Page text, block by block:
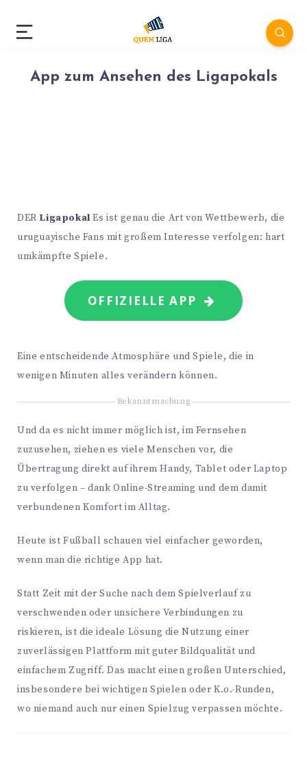
App zum Ansehen des Ligapokals
DER Ligapokal Es ist genau die Art von Wettbewerb, die
uruguayische Fans mit großem Interesse verfolgen: hart
umkämpfte Spiele.
OFFIZIELLE APP
Eine entscheidende Atmosphäre und Spiele, die in
wenigen Minuten alles verändern können.
Bekanntmachung
Und da es nicht immer möglich ist, im Fernsehen
zuzusehen, ziehen es viele Menschen vor, die
Übertragung direkt auf ihrem Handy, Tablet oder Laptop
zu verfolgen – dank Online-Streaming und dem damit
verbundenen Komfort im Alltag.
Heute ist Fußball schauen viel einfacher geworden,
wenn man die richtige App hat.
Statt Zeit mit der Suche nach dem Spielverlauf zu
verschwenden oder unsichere Verbindungen zu
riskieren, ist die ideale Lösung die Nutzung einer
zuverlässigen Plattform mit guter Bildqualität und
einfachem Zugriff. Das macht einen großen Unterschied,
insbesondere bei wichtigen Spielen oder K.o.-Runden,
wo niemand auch nur einen Spielzug verpassen möchte.